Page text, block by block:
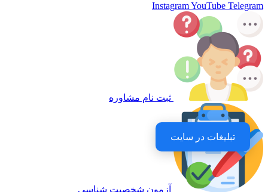
InstagramYouTube Telegram
ثبت نام مشاوره
آزمون شخصیت شناسی
تبلیغات در سایت